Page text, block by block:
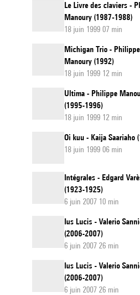
Le Livre des claviers -
Manoury (1987-1988)
18 juin 1999 07 min
Michigan Trio - Philippe
Manoury (1992)
18 juin 1999 12 min
Ultima - Philippe
(1995-1996)
18 juin 1999 12 min
Oi kuu - Kaija Saariaho
18 juin 1999 06 min
Intégrales - Edgard
(1923-1925)
6 juin 2007 10 min
Ius Lucis - Valerio
(2006-2007)
6 juin 2007 26 min
Ius Lucis - Valerio
(2006-2007)
6 juin 2007 26 min